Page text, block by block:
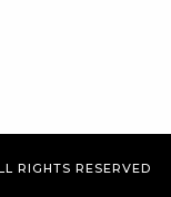
RIGHTS RESERVED